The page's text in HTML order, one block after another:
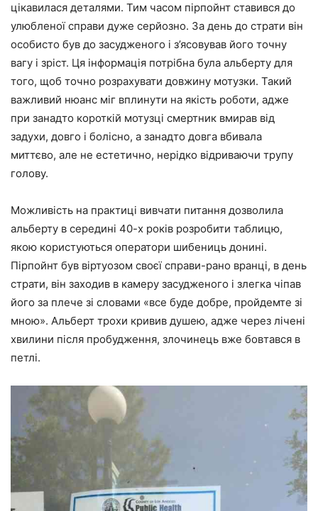
цікавилася деталями. Тим часом пірпойнт ставився до
улюбленої справи дуже серйозно. За день до страти він
особисто був до засудженого і з’ясовував його точну
вагу і зріст. Ця інформація потрібна була альберту для
того, щоб точно розрахувати довжину мотузки. Такий
важливий нюанс міг вплинути на якість роботи, адже
при занадто короткій мотузці смертник вмирав від
задухи, довго і болісно, а занадто довга вбивала
миттєво, але не естетично, нерідко відриваючи трупу
голову.
Можливість на практиці вивчати питання дозволила
альберту в середині 40-х років розробити таблицю,
якою користуються оператори шибениць донині.
Пірпойнт був віртуозом своєї справи-рано вранці, в день
страти, він заходив в камеру засудженого і злегка чіпав
його за плече зі словами «все буде добре, пройдемте зі
мною». Альберт трохи кривив душею, адже через лічені
хвилини після пробудження, злочинець вже бовтався в
петлі.